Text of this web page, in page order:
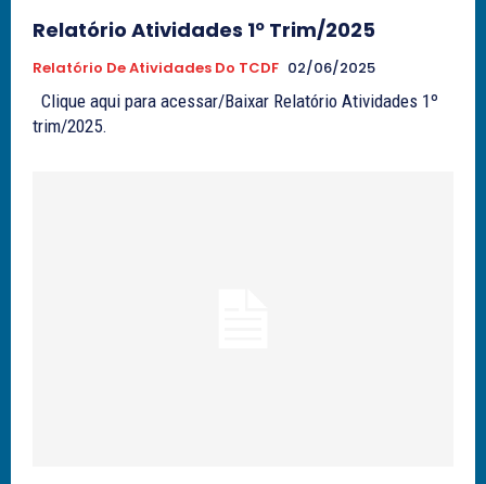
Relatório Atividades 1º Trim/2025
Relatório De Atividades Do TCDF 02/06/2025
Clique aqui para acessar/Baixar Relatório Atividades 1º
trim/2025.